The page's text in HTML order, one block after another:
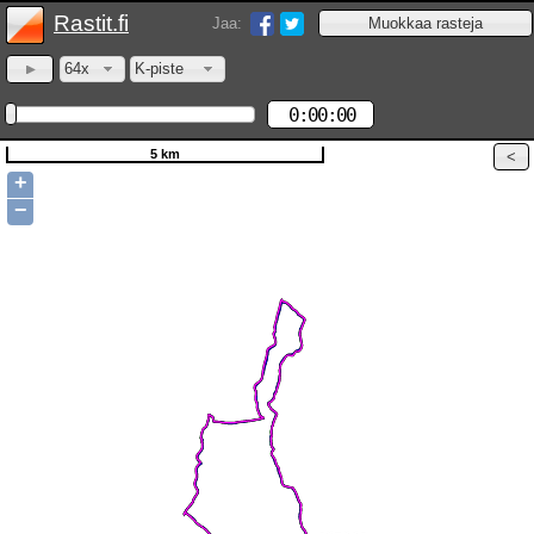
Rastit.fi Jaa:
64x K-piste
0:00:00
5 km
+
−